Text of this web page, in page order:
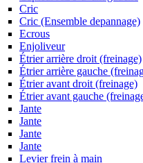
Cric
Cric (Ensemble depannage)
Ecrous
Enjoliveur
Étrier arrière droit (freinage)
Étrier arrière gauche
Étrier avant droit (freinage)
Étrier avant gauche
Jante
Jante
Jante
Jante
Levier frein à main